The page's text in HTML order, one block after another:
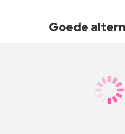
Goede